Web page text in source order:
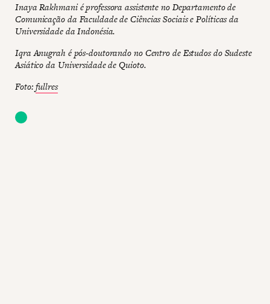
Inaya Rakhmani é professora assistente no Departamento de
Comunicação da Faculdade de Ciências Sociais e Políticas da
Universidade da Indonésia.
Iqra Anugrah é pós-doutorando no Centro de Estudos do Sudeste
Asiático da Universidade de Quioto.
Foto:fullres